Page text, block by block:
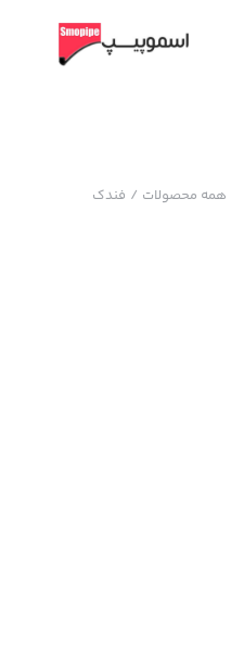
همه محصولات / فندک